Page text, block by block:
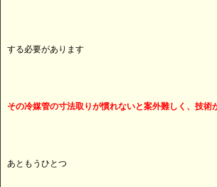
する必要があります
その冷媒管の寸法取りが慣れないと案外難しく、技術
あともうひとつ